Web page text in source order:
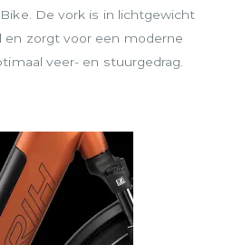
De vork is in lichtgewicht
en zorgt voor een moderne
veer- en stuurgedrag.